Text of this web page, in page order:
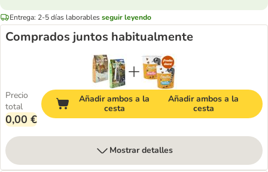
Entrega: 2-5 días laborablesseguir leyendo
Comprados juntos habitualmente
Precio
total
0,00 €
Añadir ambos a la
cesta
Añadir ambos a la
cesta
Mostrar detalles